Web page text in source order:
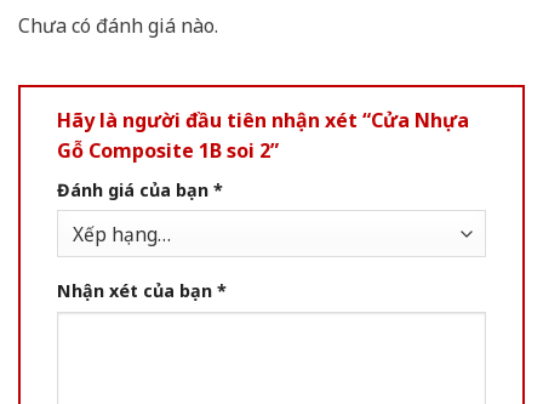
Chưa có đánh giá nào.
Hãy là người đầu tiên nhận xét “Cửa Nhựa
Gỗ Composite 1B soi 2”
Đánh giá của bạn *
Nhận xét của bạn *